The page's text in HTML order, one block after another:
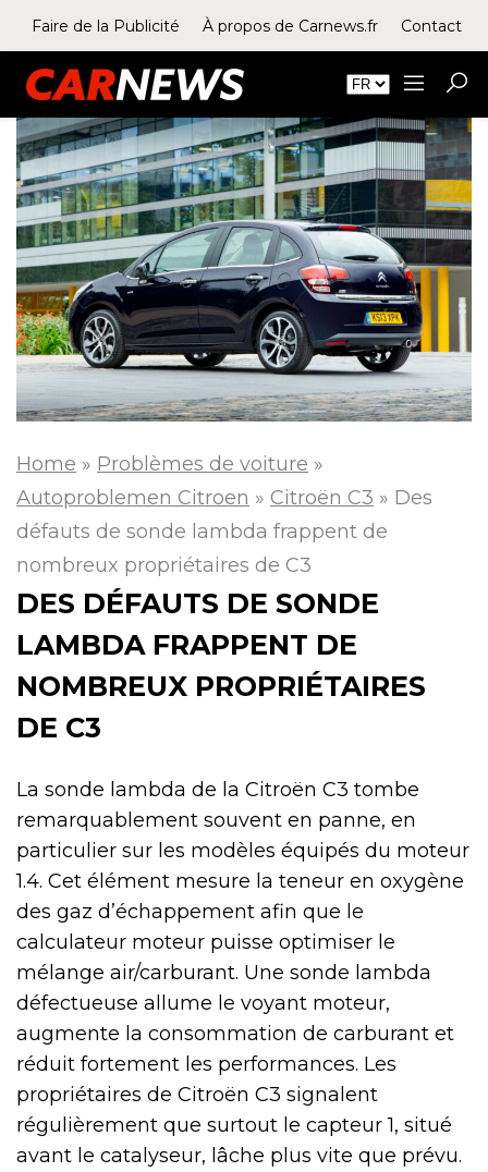
Faire de la Publicité À propos de Carnews.fr Contact
Home » Problèmes de voiture »
Autoproblemen Citroen » Citroën C3 » Des
défauts de sonde lambda frappent de
nombreux propriétaires de C3
DES DÉFAUTS DE SONDE
LAMBDA FRAPPENT DE
NOMBREUX PROPRIÉTAIRES
DE C3
La sonde lambda de la Citroën C3 tombe
remarquablement souvent en panne, en
particulier sur les modèles équipés du moteur
1.4. Cet élément mesure la teneur en oxygène
des gaz d’échappement afin que le
calculateur moteur puisse optimiser le
mélange air/carburant. Une sonde lambda
défectueuse allume le voyant moteur,
augmente la consommation de carburant et
réduit fortement les performances. Les
propriétaires de Citroën C3 signalent
régulièrement que surtout le capteur 1, situé
avant le catalyseur, lâche plus vite que prévu.